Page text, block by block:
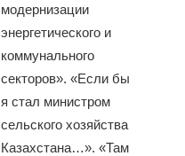
модернизации
энергетического и
коммунального
секторов». «Если бы
я стал министром
сельского хозяйства
Казахстана…». «Там